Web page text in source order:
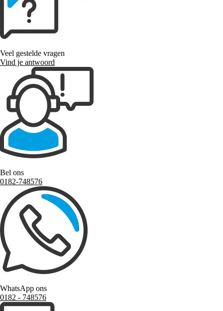
Veel gestelde vragen
Vind je antwoord
Bel ons
0182-748576
WhatsApp ons
0182 ‑ 748576